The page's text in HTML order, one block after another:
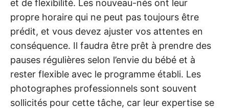
et de flexibilité. Les nouveau-nés ont leur
propre horaire qui ne peut pas toujours être
prédit, et vous devez ajuster vos attentes en
conséquence. Il faudra être prêt à prendre des
pauses régulières selon l’envie du bébé et à
rester flexible avec le programme établi. Les
photographes professionnels sont souvent
sollicités pour cette tâche, car leur expertise se